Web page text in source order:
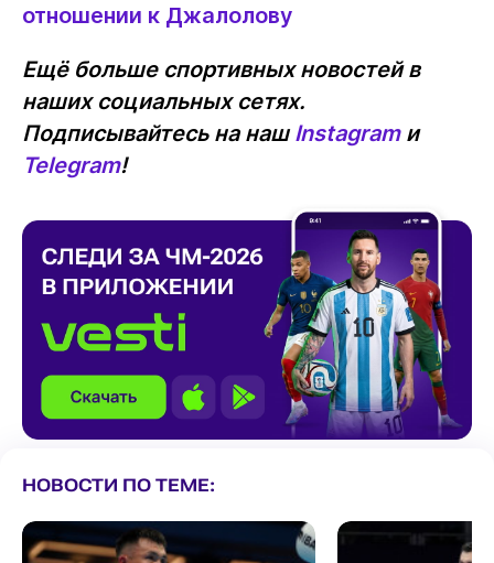
отношении к Джалолову
Ещё больше спортивных новостей в
наших социальных сетях.
Подписывайтесь на нашInstagramи
Telegram!
НОВОСТИ ПО ТЕМЕ: